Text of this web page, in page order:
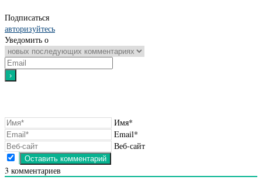
Подписаться
авторизуйтесь
Уведомить о
Имя*
Email*
Веб-сайт
3 комментариев